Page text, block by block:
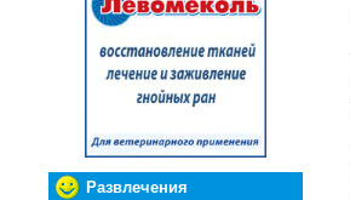
Развлечения